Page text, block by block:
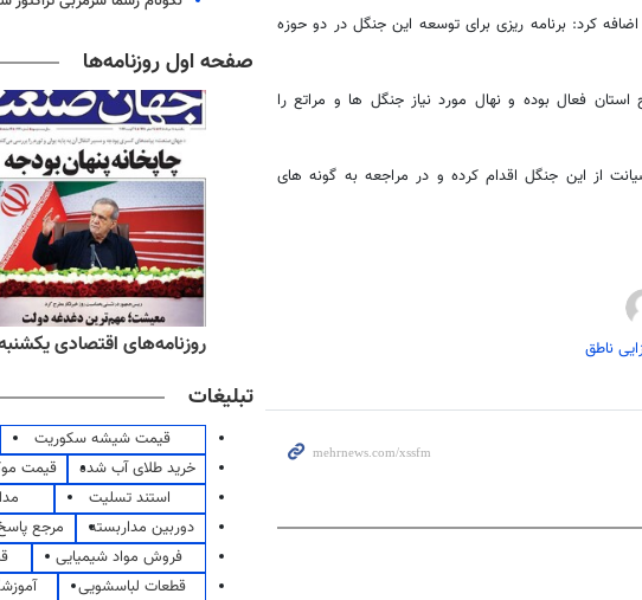
کرد: برنامه ریزی برای توسعه این جنگل در دو حوزه
فعال بوده و نهال مورد نیاز جنگل ها و مراتع را
از این جنگل اقدام کرده و در مراجعه به گونه های
ناطق
صفحه اول روزنامه‌ها
روزنامه‌های اقتصادی یکشنبه ۱۸ مرداد
تبلیغات
قیمت شیشه سکوریت
خرید طلای آب شده
قیمت
استند تسلیت
دوربین مداربسته
مرجع
فروش مواد شیمیایی
قطعات لباسشویی